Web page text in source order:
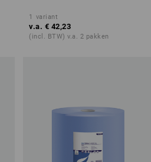
1 variant
v.a. € 42,23
(incl. BTW) v.a. 2 pakken